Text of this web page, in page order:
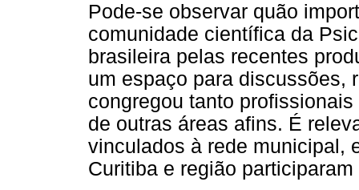
Pode-se observar quão
comunidade científica da
brasileira pelas recentes
um espaço para discussões,
congregou tanto
de outras áreas afins. É
vinculados à rede municipal,
Curitiba e região